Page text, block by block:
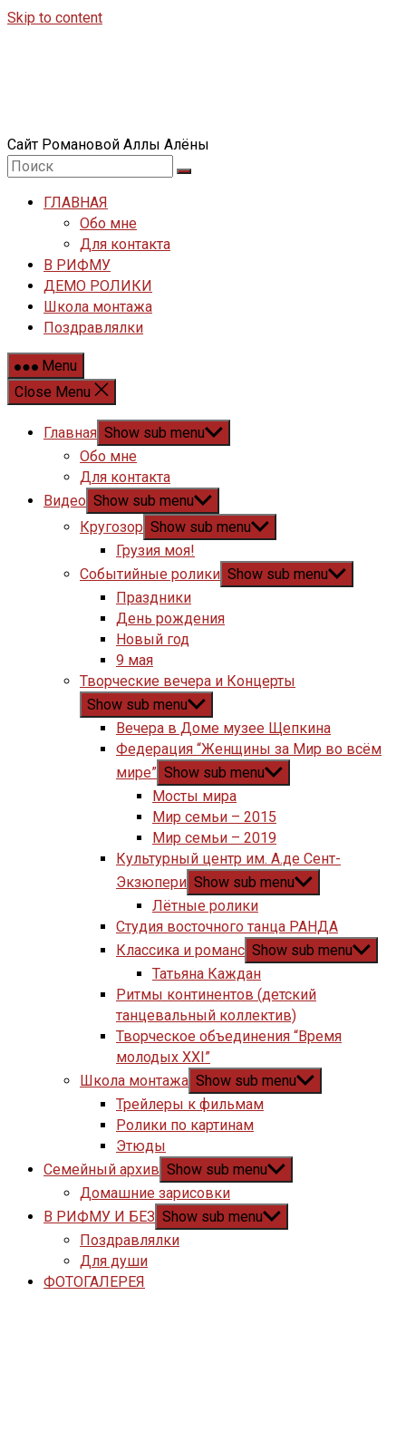
Skip to content
Сайт Романовой Аллы Алёны
ГЛАВНАЯ
Обо мне
Для контакта
В РИФМУ
ДЕМО РОЛИКИ
Школа монтажа
Поздравлялки
Menu
Close Menu
Главная Show sub menu
Обо мне
Для контакта
Видео Show sub menu
Кругозор Show sub menu
Грузия моя!
Событийные ролики Show sub menu
Праздники
День рождения
Новый год
9 мая
Творческие вечера и Концерты
Show sub menu
Вечера в Доме музее Щепкина
Федерация “Женщины за Мир во всём
мире” Show sub menu
Мосты мира
Мир семьи – 2015
Мир семьи – 2019
Культурный центр им. А.де Сент-
Экзюпери Show sub menu
Лётные ролики
Студия восточного танца РАНДА
Классика и романс Show sub menu
Татьяна Каждан
Ритмы континентов (детский
танцевальный коллектив)
Творческое объединения “Время
молодых XXI”
Школа монтажа Show sub menu
Трейлеры к фильмам
Ролики по картинам
Этюды
Семейный архив Show sub menu
Домашние зарисовки
В РИФМУ И БЕЗ Show sub menu
Поздравлялки
Для души
ФОТОГАЛЕРЕЯ